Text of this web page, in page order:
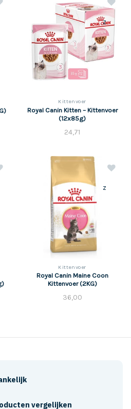
z
Kittenvoer
Royal Canin Kitten – Kittenvoer
(12x85g)
24,71
z
Kittenvoer
Royal Canin Maine Coon
Kittenvoer (2KG)
36,00
vergelijken